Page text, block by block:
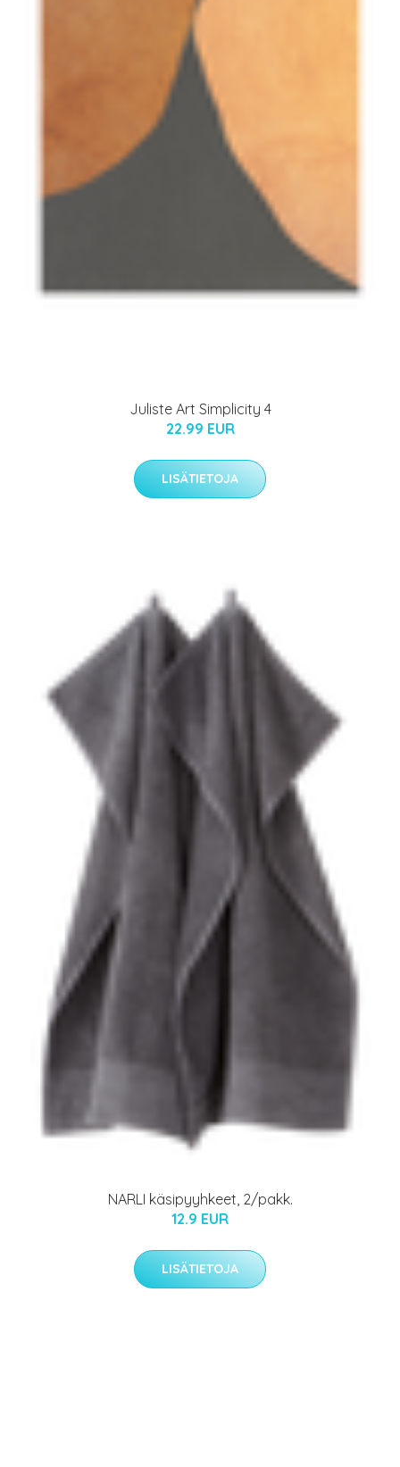
Juliste Art Simplicity 4
22.99 EUR
LISÄTIETOJA
NARLI käsipyyhkeet, 2/pakk.
12.9 EUR
LISÄTIETOJA